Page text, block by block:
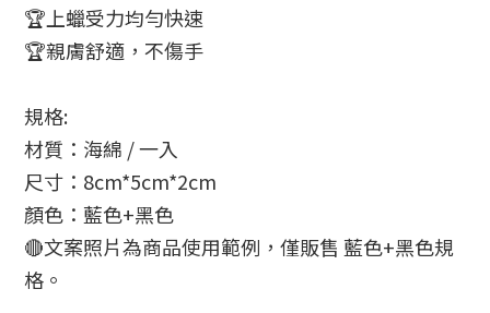
🏆上蠟受力均勻快速
🏆親膚舒適，不傷手
規格:
材質：海綿 / 一入
尺寸：8cm*5cm*2cm
顏色：藍色+黑色
🔴文案照片為商品使用範例，僅販售 藍色+黑色規
格。